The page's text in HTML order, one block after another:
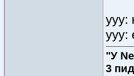
yyy:
yyy:
"У
3